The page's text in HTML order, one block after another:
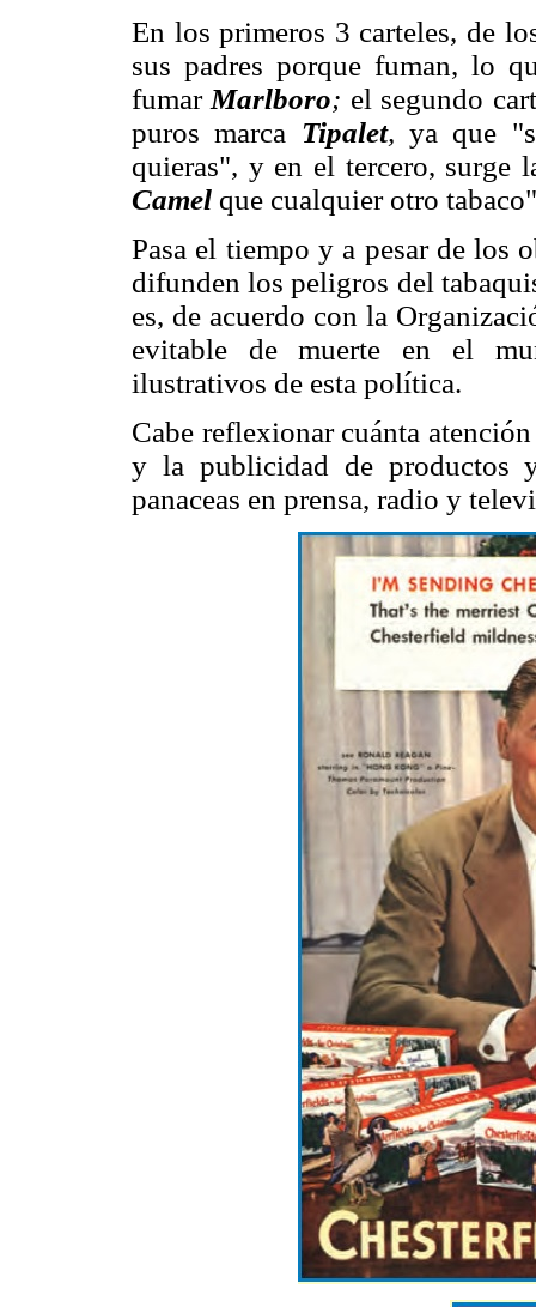
En los primeros 3 carteles, de
sus padres porque fuman, lo
fumar Marlboro; el segundo
puros marca Tipalet, ya que
quieras", y en el tercero, surge
Camel que cualquier otro
Pasa el tiempo y a pesar de los
difunden los peligros del
es, de acuerdo con la
evitable de muerte en el
ilustrativos de esta política.
Cabe reflexionar cuánta
y la publicidad de productos
panaceas en prensa, radio y